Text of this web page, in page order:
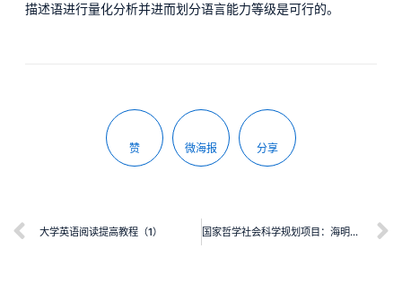
描述语进行量化分析并进而划分语言能力等级是可行的。
赞 微海报 分享
大学英语阅读提高教程（1） 国家哲学社会科学规划项目：海明威：美国文学批评八十年